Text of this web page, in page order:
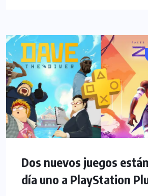
Dos nuevos juegos
día uno a PlayStation